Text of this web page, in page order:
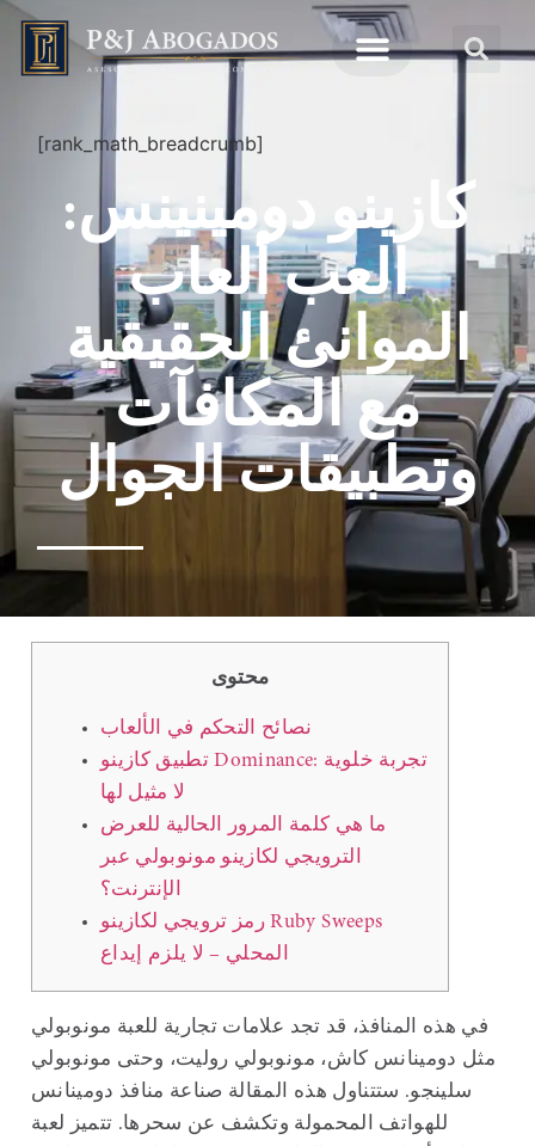
[rank_math_breadcrumb]
كازينو دومينينس:
العب ألعاب
الموانئ الحقيقية
مع المكافآت
وتطبيقات الجوال
محتوى
نصائح التحكم في الألعاب
تطبيق كازينو Dominance: تجربة خلوية
لا مثيل لها
ما هي كلمة المرور الحالية للعرض
الترويجي لكازينو مونوبولي عبر
الإنترنت؟
رمز ترويجي لكازينو Ruby Sweeps
المحلي – لا يلزم إيداع
في هذه المنافذ، قد تجد علامات تجارية للعبة مونوبولي
مثل دومينانس كاش، مونوبولي روليت، وحتى مونوبولي
سلينجو. ستتناول هذه المقالة صناعة منافذ دومينانس
للهواتف المحمولة وتكشف عن سحرها. تتميز لعبة